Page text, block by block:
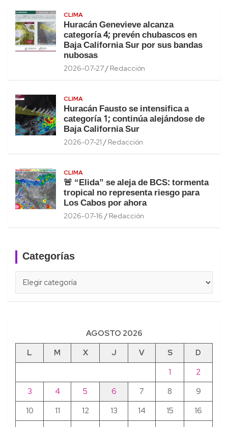
CLIMA
Huracán Genevieve alcanza
categoría 4; prevén chubascos en
Baja California Sur por sus bandas
nubosas
2026-07-27 Redacción
CLIMA
Huracán Fausto se intensifica a
categoría 1; continúa alejándose de
Baja California Sur
2026-07-21 Redacción
CLIMA
🚨 “Elida” se aleja de BCS: tormenta
tropical no representa riesgo para
Los Cabos por ahora
2026-07-16 Redacción
Categorías
AGOSTO 2026
L
M X J V S
D
1
2
3
4 5 6 7 8
9
10
11 12 13 14 15
16